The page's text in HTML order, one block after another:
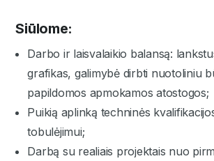
Siūlome:
Darbo ir laisvalaikio balansą:
grafikas, galimybė dirbti nuotoliniu
papildomos apmokamos atostogos;
Puikią aplinką techninės
tobulėjimui;
Darbą su realiais projektais nuo